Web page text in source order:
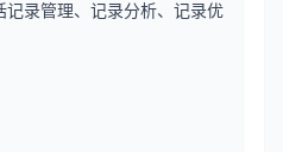
录管理、记录分析、记录优